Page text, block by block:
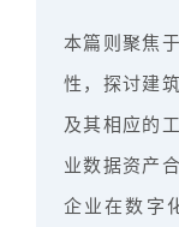
本篇则聚焦
性，探讨建
及其相应的
业数据资产
企业在数字